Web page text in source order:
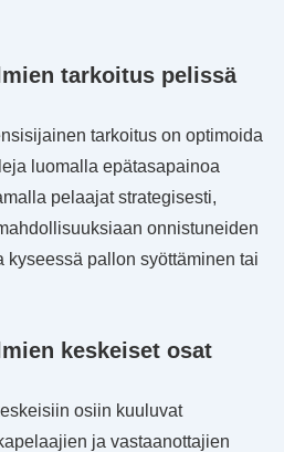
tarkoitus pelissä
tarkoitus on optimoida
luomalla epätasapainoa
pelaajat strategisesti,
onnistuneiden
kyseessä pallon syöttäminen tai
keskeiset osat
osiin kuuluvat
ja vastaanottajien